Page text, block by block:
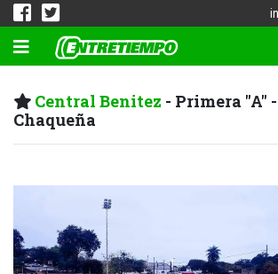
Central Benitez - Primera "A"
Chaqueña